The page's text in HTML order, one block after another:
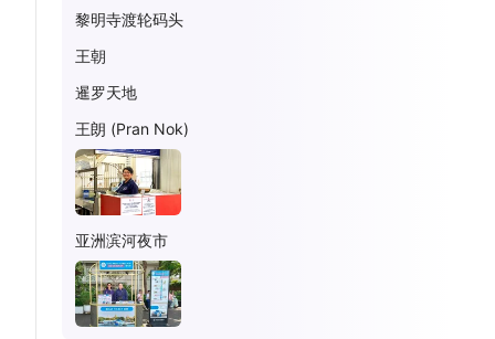
黎明寺渡轮码头
王朝
暹罗天地
王朗 (Pran Nok)
亚洲滨河夜市